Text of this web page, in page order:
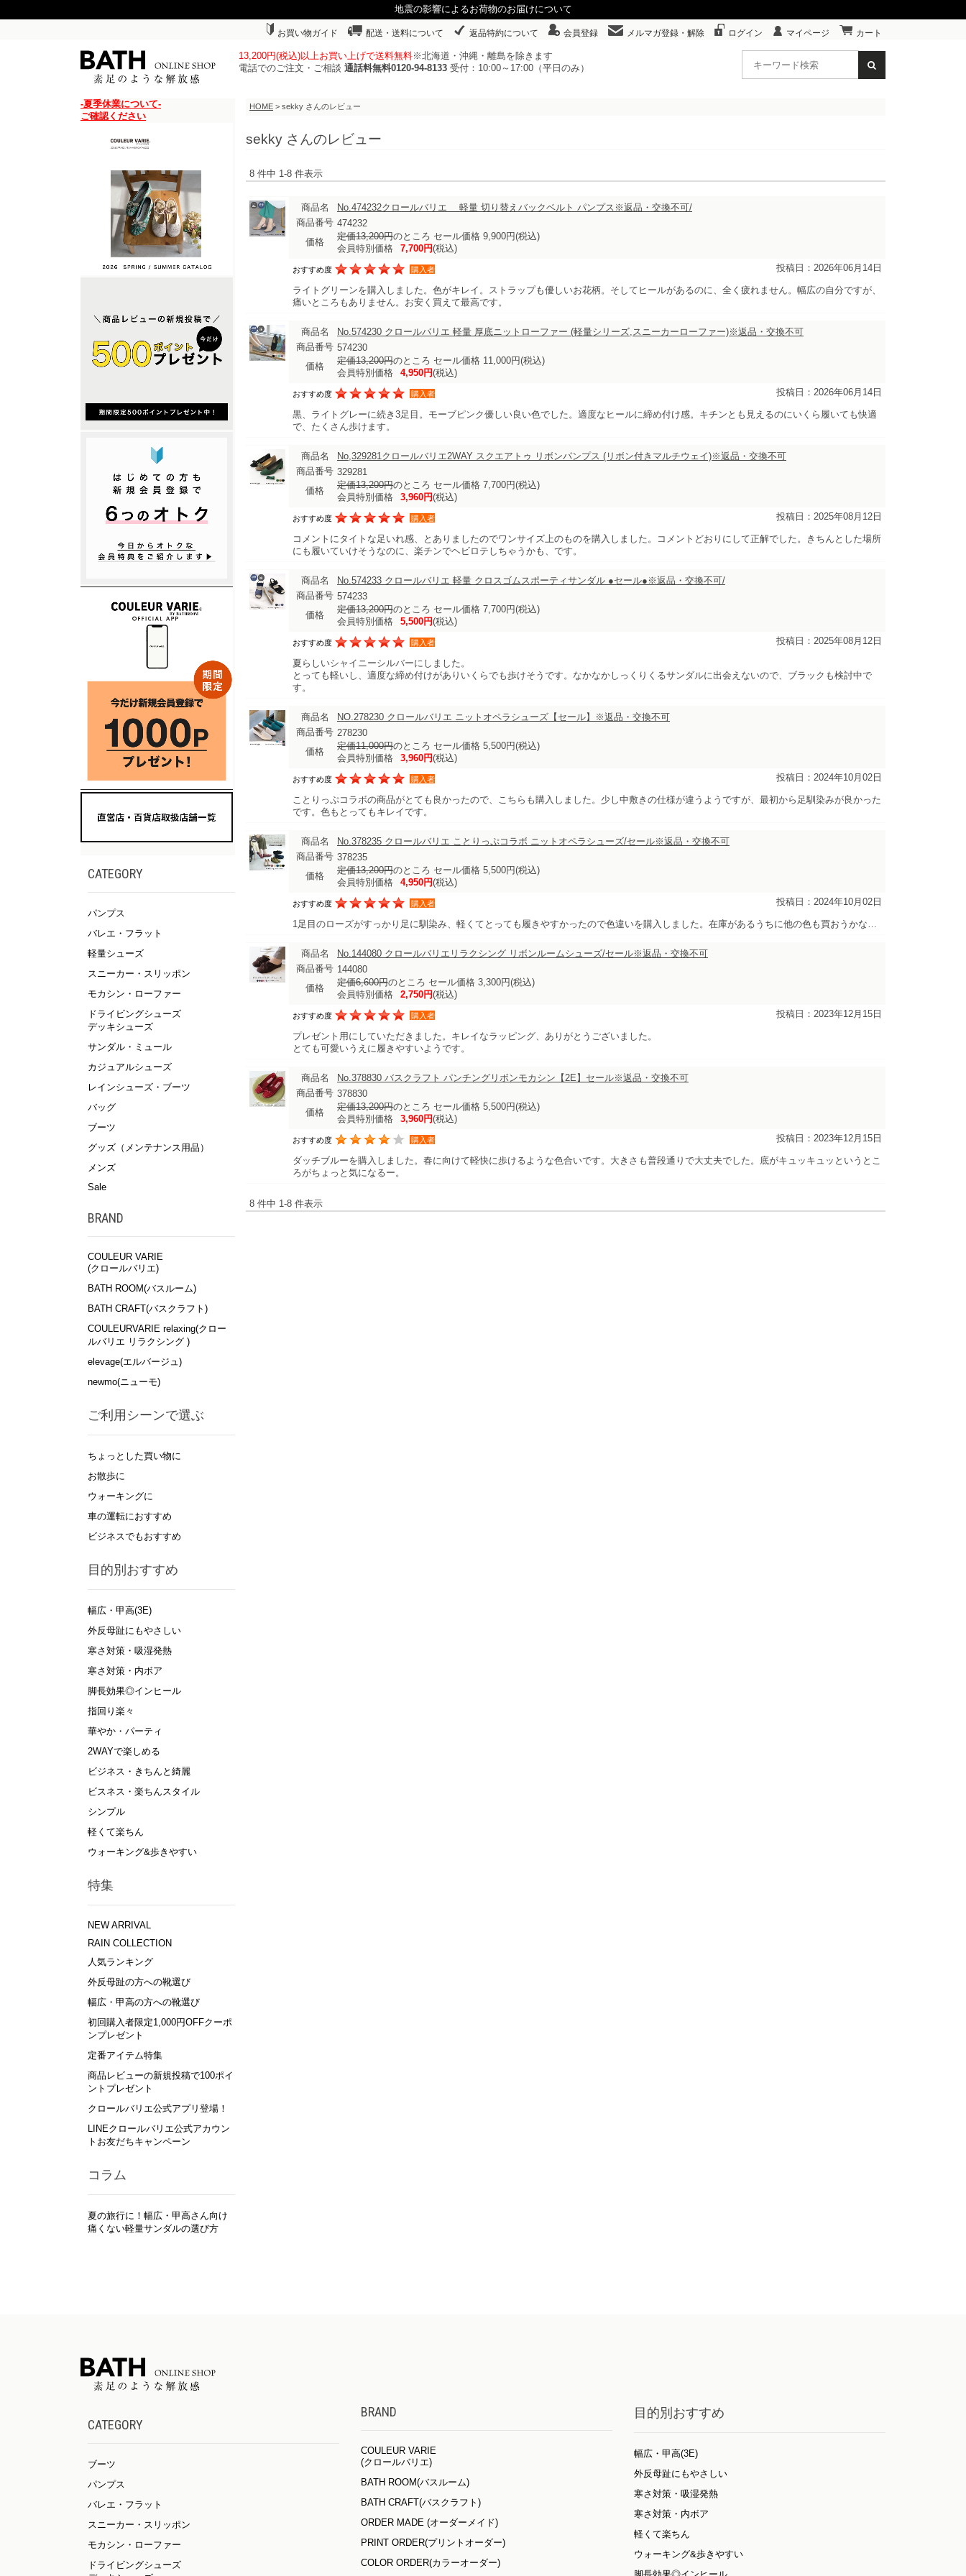
地震の影響によるお荷物のお届けについて
お買い物ガイド 配送・送料について 返品特約について 会員登録 メルマガ登録・解除 ログイン マイページ カート
13,200円(税込)以上お買い上げで送料無料※北海道・沖縄・離島を除きます
電話でのご注文・ご相談 通話料無料0120-94-8133 受付：10:00～17:00（平日のみ）
-夏季休業について-
ご確認ください
CATEGORY
パンプス
バレエ・フラット
軽量シューズ
スニーカー・スリッポン
モカシン・ローファー
ドライビングシューズ
デッキシューズ
サンダル・ミュール
カジュアルシューズ
レインシューズ・ブーツ
バッグ
ブーツ
グッズ（メンテナンス用品）
メンズ
Sale
BRAND
COULEUR VARIE
(クロールバリエ)
BATH ROOM(バスルーム)
BATH CRAFT(バスクラフト)
COULEURVARIE relaxing(クロー
ルバリエ リラクシング )
elevage(エルバージュ)
newmo(ニューモ)
ご利用シーンで選ぶ
ちょっとした買い物に
お散歩に
ウォーキングに
車の運転におすすめ
ビジネスでもおすすめ
目的別おすすめ
幅広・甲高(3E)
外反母趾にもやさしい
寒さ対策・吸湿発熱
寒さ対策・内ボア
脚長効果◎インヒール
指回り楽々
華やか・パーティ
2WAYで楽しめる
ビジネス・きちんと綺麗
ビスネス・楽ちんスタイル
シンプル
軽くて楽ちん
ウォーキング&歩きやすい
特集
NEW ARRIVAL
RAIN COLLECTION
人気ランキング
外反母趾の方への靴選び
幅広・甲高の方への靴選び
初回購入者限定1,000円OFFクーポ
ンプレゼント
定番アイテム特集
商品レビューの新規投稿で100ポイ
ントプレゼント
クロールバリエ公式アプリ登場！
LINEクロールバリエ公式アカウン
トお友だちキャンペーン
コラム
夏の旅行に！幅広・甲高さん向け
痛くない軽量サンダルの選び方
HOME > sekky さんのレビュー
sekky さんのレビュー
8 件中 1-8 件表示
商品名
No.474232クロールバリエ 軽量 切り替えバックベルト パンプス※返品・交換不可/
商品番号 474232
価格
定価13,200円のところ セール価格 9,900円(税込)
会員特別価格
7,700円(税込)
投稿日：2026年06月14日
おすすめ度 購入者
ライトグリーンを購入しました。色がキレイ。ストラップも優しいお花柄。そしてヒールがあるのに、全く疲れません。幅広の自分ですが、
痛いところもありません。お安く買えて最高です。
商品名
No.574230 クロールバリエ 軽量 厚底ニットローファー (軽量シリーズ,スニーカーローファー)※返品・交換不可
商品番号 574230
価格
定価13,200円のところ セール価格 11,000円(税込)
会員特別価格
4,950円(税込)
投稿日：2026年06月14日
おすすめ度 購入者
黒、ライトグレーに続き3足目。モーブピンク優しい良い色でした。適度なヒールに締め付け感。キチンとも見えるのにいくら履いても快適
で、たくさん歩けます。
商品名
No,329281クロールバリエ2WAY スクエアトゥ リボンパンプス (リボン付きマルチウェイ)※返品・交換不可
商品番号 329281
価格
定価13,200円のところ セール価格 7,700円(税込)
会員特別価格
3,960円(税込)
投稿日：2025年08月12日
おすすめ度 購入者
コメントにタイトな足いれ感、とありましたのでワンサイズ上のものを購入しました。コメントどおりにして正解でした。きちんとした場所
にも履いていけそうなのに、楽チンでヘビロテしちゃうかも、です。
商品名
No.574233 クロールバリエ 軽量 クロスゴムスポーティサンダル ●セール●※返品・交換不可/
商品番号 574233
価格
定価13,200円のところ セール価格 7,700円(税込)
会員特別価格
5,500円(税込)
投稿日：2025年08月12日
おすすめ度 購入者
夏らしいシャイニーシルバーにしました。
とっても軽いし、適度な締め付けがありいくらでも歩けそうです。なかなかしっくりくるサンダルに出会えないので、ブラックも検討中で
す。
商品名
NO.278230 クロールバリエ ニットオペラシューズ【セール】※返品・交換不可
商品番号 278230
価格
定価11,000円のところ セール価格 5,500円(税込)
会員特別価格
3,960円(税込)
投稿日：2024年10月02日
おすすめ度 購入者
ことりっぷコラボの商品がとても良かったので、こちらも購入しました。少し中敷きの仕様が違うようですが、最初から足馴染みが良かった
です。色もとってもキレイです。
商品名
No.378235 クロールバリエ ことりっぷコラボ ニットオペラシューズ/セール※返品・交換不可
商品番号 378235
価格
定価13,200円のところ セール価格 5,500円(税込)
会員特別価格
4,950円(税込)
投稿日：2024年10月02日
おすすめ度 購入者
1足目のローズがすっかり足に馴染み、軽くてとっても履きやすかったので色違いを購入しました。在庫があるうちに他の色も買おうかな…
商品名
No.144080 クロールバリエリラクシング リボンルームシューズ/セール※返品・交換不可
商品番号 144080
価格
定価6,600円のところ セール価格 3,300円(税込)
会員特別価格
2,750円(税込)
投稿日：2023年12月15日
おすすめ度 購入者
プレゼント用にしていただきました。キレイなラッピング、ありがとうございました。
とても可愛いうえに履きやすいようです。
商品名
No.378830 バスクラフト パンチングリボンモカシン【2E】セール※返品・交換不可
商品番号 378830
価格
定価13,200円のところ セール価格 5,500円(税込)
会員特別価格
3,960円(税込)
投稿日：2023年12月15日
おすすめ度 購入者
ダッチブルーを購入しました。春に向けて軽快に歩けるような色合いです。大きさも普段通りで大丈夫でした。底がキュッキュッというとこ
ろがちょっと気になるー。
8 件中 1-8 件表示
CATEGORY
ブーツ
パンプス
バレエ・フラット
スニーカー・スリッポン
モカシン・ローファー
ドライビングシューズ
BRAND
COULEUR VARIE
(クロールバリエ)
BATH ROOM(バスルーム)
BATH CRAFT(バスクラフト)
ORDER MADE (オーダーメイド)
PRINT ORDER(プリントオーダー)
COLOR ORDER(カラーオーダー)
目的別おすすめ
幅広・甲高(3E)
外反母趾にもやさしい
寒さ対策・吸湿発熱
寒さ対策・内ボア
軽くて楽ちん
ウォーキング&歩きやすい